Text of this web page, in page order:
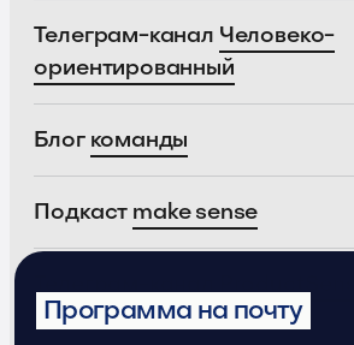
Телеграм-канал Человеко-
ориентированный
Блог команды
Подкаст make sense
Программа на почту